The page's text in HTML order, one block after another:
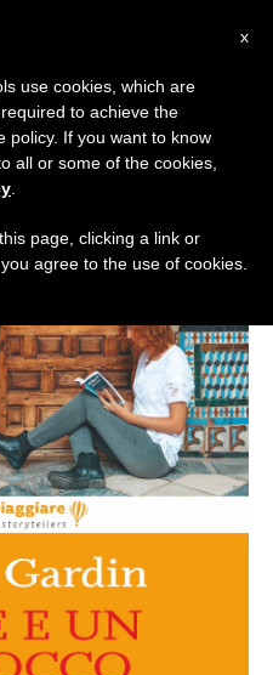
x
use cookies, which are
to achieve the
policy. If you want to know
all or some of the cookies,
page, clicking a link or
agree to the use of cookies.